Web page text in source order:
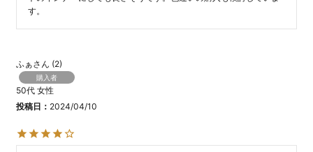
ふぁ 2
購入者
50代 女性
投稿日
2024/04/10